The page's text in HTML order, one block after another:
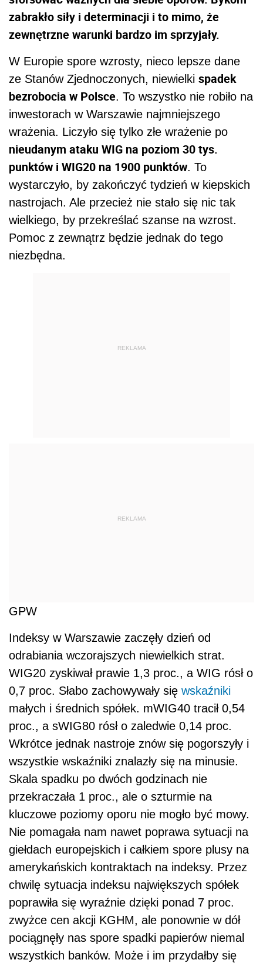
zabrakło siły i determinacji i to mimo, że
zewnętrzne warunki bardzo im sprzyjały.
W Europie spore wzrosty, nieco lepsze dane
ze Stanów Zjednoczonych, niewielki spadek
bezrobocia w Polsce. To wszystko nie robiło na
inwestorach w Warszawie najmniejszego
wrażenia. Liczyło się tylko złe wrażenie po
nieudanym ataku WIG na poziom 30 tys.
punktów i WIG20 na 1900 punktów. To
wystarczyło, by zakończyć tydzień w kiepskich
nastrojach. Ale przecież nie stało się nic tak
wielkiego, by przekreślać szanse na wzrost.
Pomoc z zewnątrz będzie jednak do tego
niezbędna.
REKLAMA
REKLAMA
GPW
Indeksy w Warszawie zaczęły dzień od
odrabiania wczorajszych niewielkich strat.
WIG20 zyskiwał prawie 1,3 proc., a WIG rósł o
0,7 proc. Słabo zachowywały się wskaźniki
małych i średnich spółek. mWIG40 tracił 0,54
proc., a sWIG80 rósł o zaledwie 0,14 proc.
Wkrótce jednak nastroje znów się pogorszyły i
wszystkie wskaźniki znalazły się na minusie.
Skala spadku po dwóch godzinach nie
przekraczała 1 proc., ale o szturmie na
kluczowe poziomy oporu nie mogło być mowy.
Nie pomagała nam nawet poprawa sytuacji na
giełdach europejskich i całkiem spore plusy na
amerykańskich kontraktach na indeksy. Przez
chwilę sytuacja indeksu największych spółek
poprawiła się wyraźnie dzięki ponad 7 proc.
zwyżce cen akcji KGHM, ale ponownie w dół
pociągnęły nas spore spadki papierów niemal
wszystkich banków. Może i im przydałby się